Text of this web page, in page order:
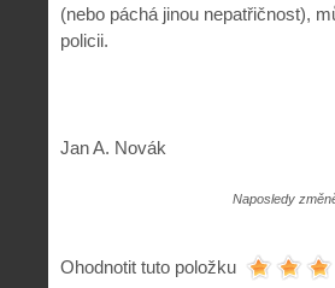
(nebo páchá jinou nepatřičnost),
policii.
Jan A. Novák
Naposledy
Ohodnotit tuto položku